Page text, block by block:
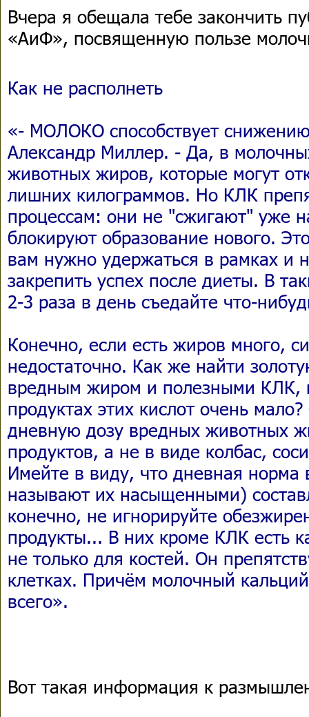
Вчера я обещала тебе закончить
«АиФ», посвященную пользе
Как не располнеть
«- МОЛОКО способствует
Александр Миллер. - Да, в
животных жиров, которые могут
лишних килограммов. Но КЛК
процессам: они не "сжигают" уже
блокируют образование нового.
вам нужно удержаться в рамках и
закрепить успех после диеты. В
2-3 раза в день съедайте что-
Конечно, если есть жиров много,
недостаточно. Как же найти
вредным жиром и полезными КЛК,
продуктах этих кислот очень
дневную дозу вредных животных
продуктов, а не в виде колбас,
Имейте в виду, что дневная
называют их насыщенными)
конечно, не игнорируйте
продукты... В них кроме КЛК есть
не только для костей. Он
клетках. Причём молочный
всего».
Вот такая информация к